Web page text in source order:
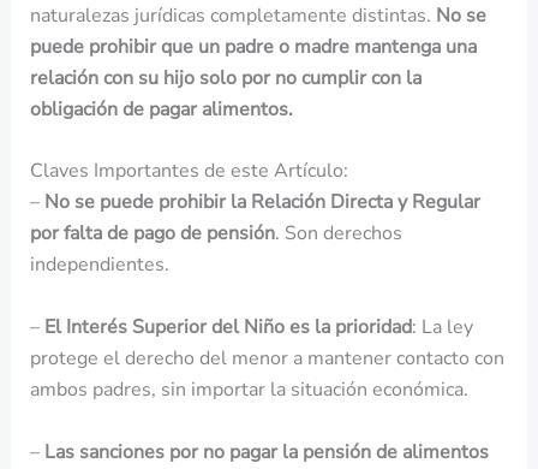
naturalezas jurídicas completamente distintas. No se
puede prohibir que un padre o madre mantenga una
relación con su hijo solo por no cumplir con la
obligación de pagar alimentos.
Claves Importantes de este Artículo:
– No se puede prohibir la Relación Directa y Regular
por falta de pago de pensión. Son derechos
independientes.
– El Interés Superior del Niño es la prioridad: La ley
protege el derecho del menor a mantener contacto con
ambos padres, sin importar la situación económica.
– Las sanciones por no pagar la pensión de alimentos